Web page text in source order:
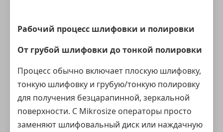
Рабочий процесс шлифовки и полировки
От грубой шлифовки до тонкой полировки
Процесс обычно включает плоскую шлифовку,
тонкую шлифовку и грубую/тонкую полировку
для получения безцарапинной, зеркальной
поверхности. С Mikrosize операторы просто
заменяют шлифовальный диск или наждачную